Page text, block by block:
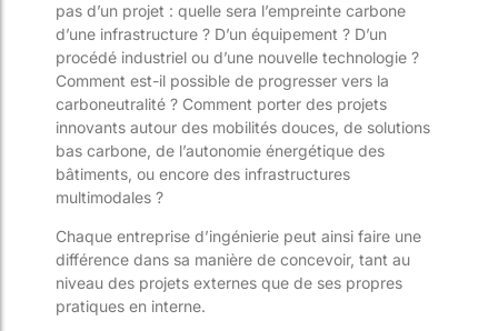
pas d’un projet : quelle sera l’empreinte carbone
d’une infrastructure ? D’un équipement ? D’un
procédé industriel ou d’une nouvelle technologie ?
Comment est-il possible de progresser vers la
carboneutralité ? Comment porter des projets
innovants autour des mobilités douces, de solutions
bas carbone, de l’autonomie énergétique des
bâtiments, ou encore des infrastructures
multimodales ?
Chaque entreprise d’ingénierie peut ainsi faire une
différence dans sa manière de concevoir, tant au
niveau des projets externes que de ses propres
pratiques en interne.